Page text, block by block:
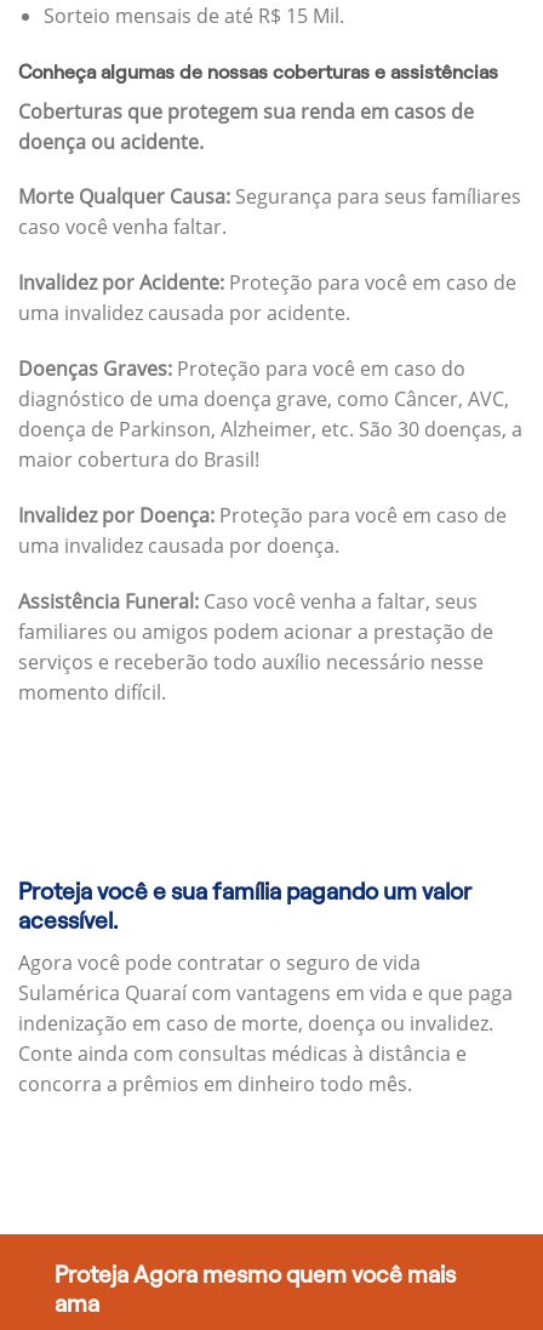
Sorteio mensais de até R$ 15 Mil.
Conheça algumas de nossas coberturas e assistências
Coberturas que protegem sua renda em casos de
doença ou acidente.
Morte Qualquer Causa: Segurança para seus famíliares
caso você venha faltar.
Invalidez por Acidente: Proteção para você em caso de
uma invalidez causada por acidente.
Doenças Graves: Proteção para você em caso do
diagnóstico de uma doença grave, como Câncer, AVC,
doença de Parkinson, Alzheimer, etc. São 30 doenças, a
maior cobertura do Brasil!
Invalidez por Doença: Proteção para você em caso de
uma invalidez causada por doença.
Assistência Funeral: Caso você venha a faltar, seus
familiares ou amigos podem acionar a prestação de
serviços e receberão todo auxílio necessário nesse
momento difícil.
Proteja você e sua família pagando um valor
acessível.
Agora você pode contratar o seguro de vida
Sulamérica Quaraí com vantagens em vida e que paga
indenização em caso de morte, doença ou invalidez.
Conte ainda com consultas médicas à distância e
concorra a prêmios em dinheiro todo mês.
Proteja Agora mesmo quem você mais
ama